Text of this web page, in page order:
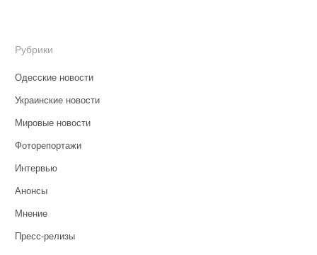
Рубрики
Одесские новости
Украинские новости
Мировые новости
Фоторепортажи
Интервью
Анонсы
Мнение
Пресс-релизы